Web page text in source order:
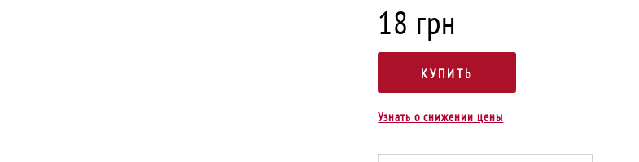
18 грн
Узнать о снижении цены